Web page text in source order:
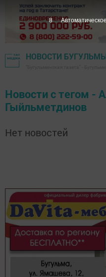
НОВОСТИ
Новости с тегом -
Гыйльметдинов
Нет новостей
7